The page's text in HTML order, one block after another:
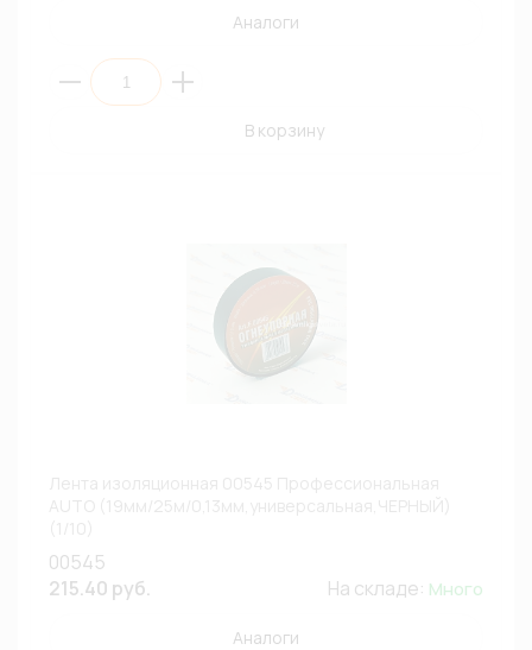
Аналоги
В корзину
00545
215.40 руб.
На складе: Много
Аналоги